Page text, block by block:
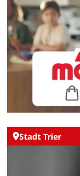
Stadt Trier